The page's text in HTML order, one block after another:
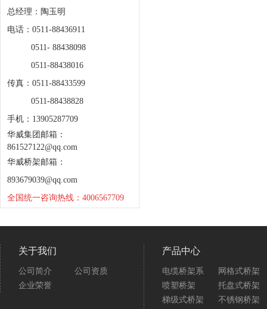
总经理：陶玉明
电话：0511-88436911
0511- 88438098
0511-88438016
传真：0511-88433599
0511-88438828
手机：13905287709
华威集团邮箱：
861527122@qq.com
华威桥架邮箱：
893679039@qq.com
全国统一咨询热线：4006567709
关于我们
公司简介
公司资质
企业荣誉
产品中心
电缆桥架系
网格式桥架
喷塑桥架
托盘式桥架
梯级式桥架
不锈钢桥架